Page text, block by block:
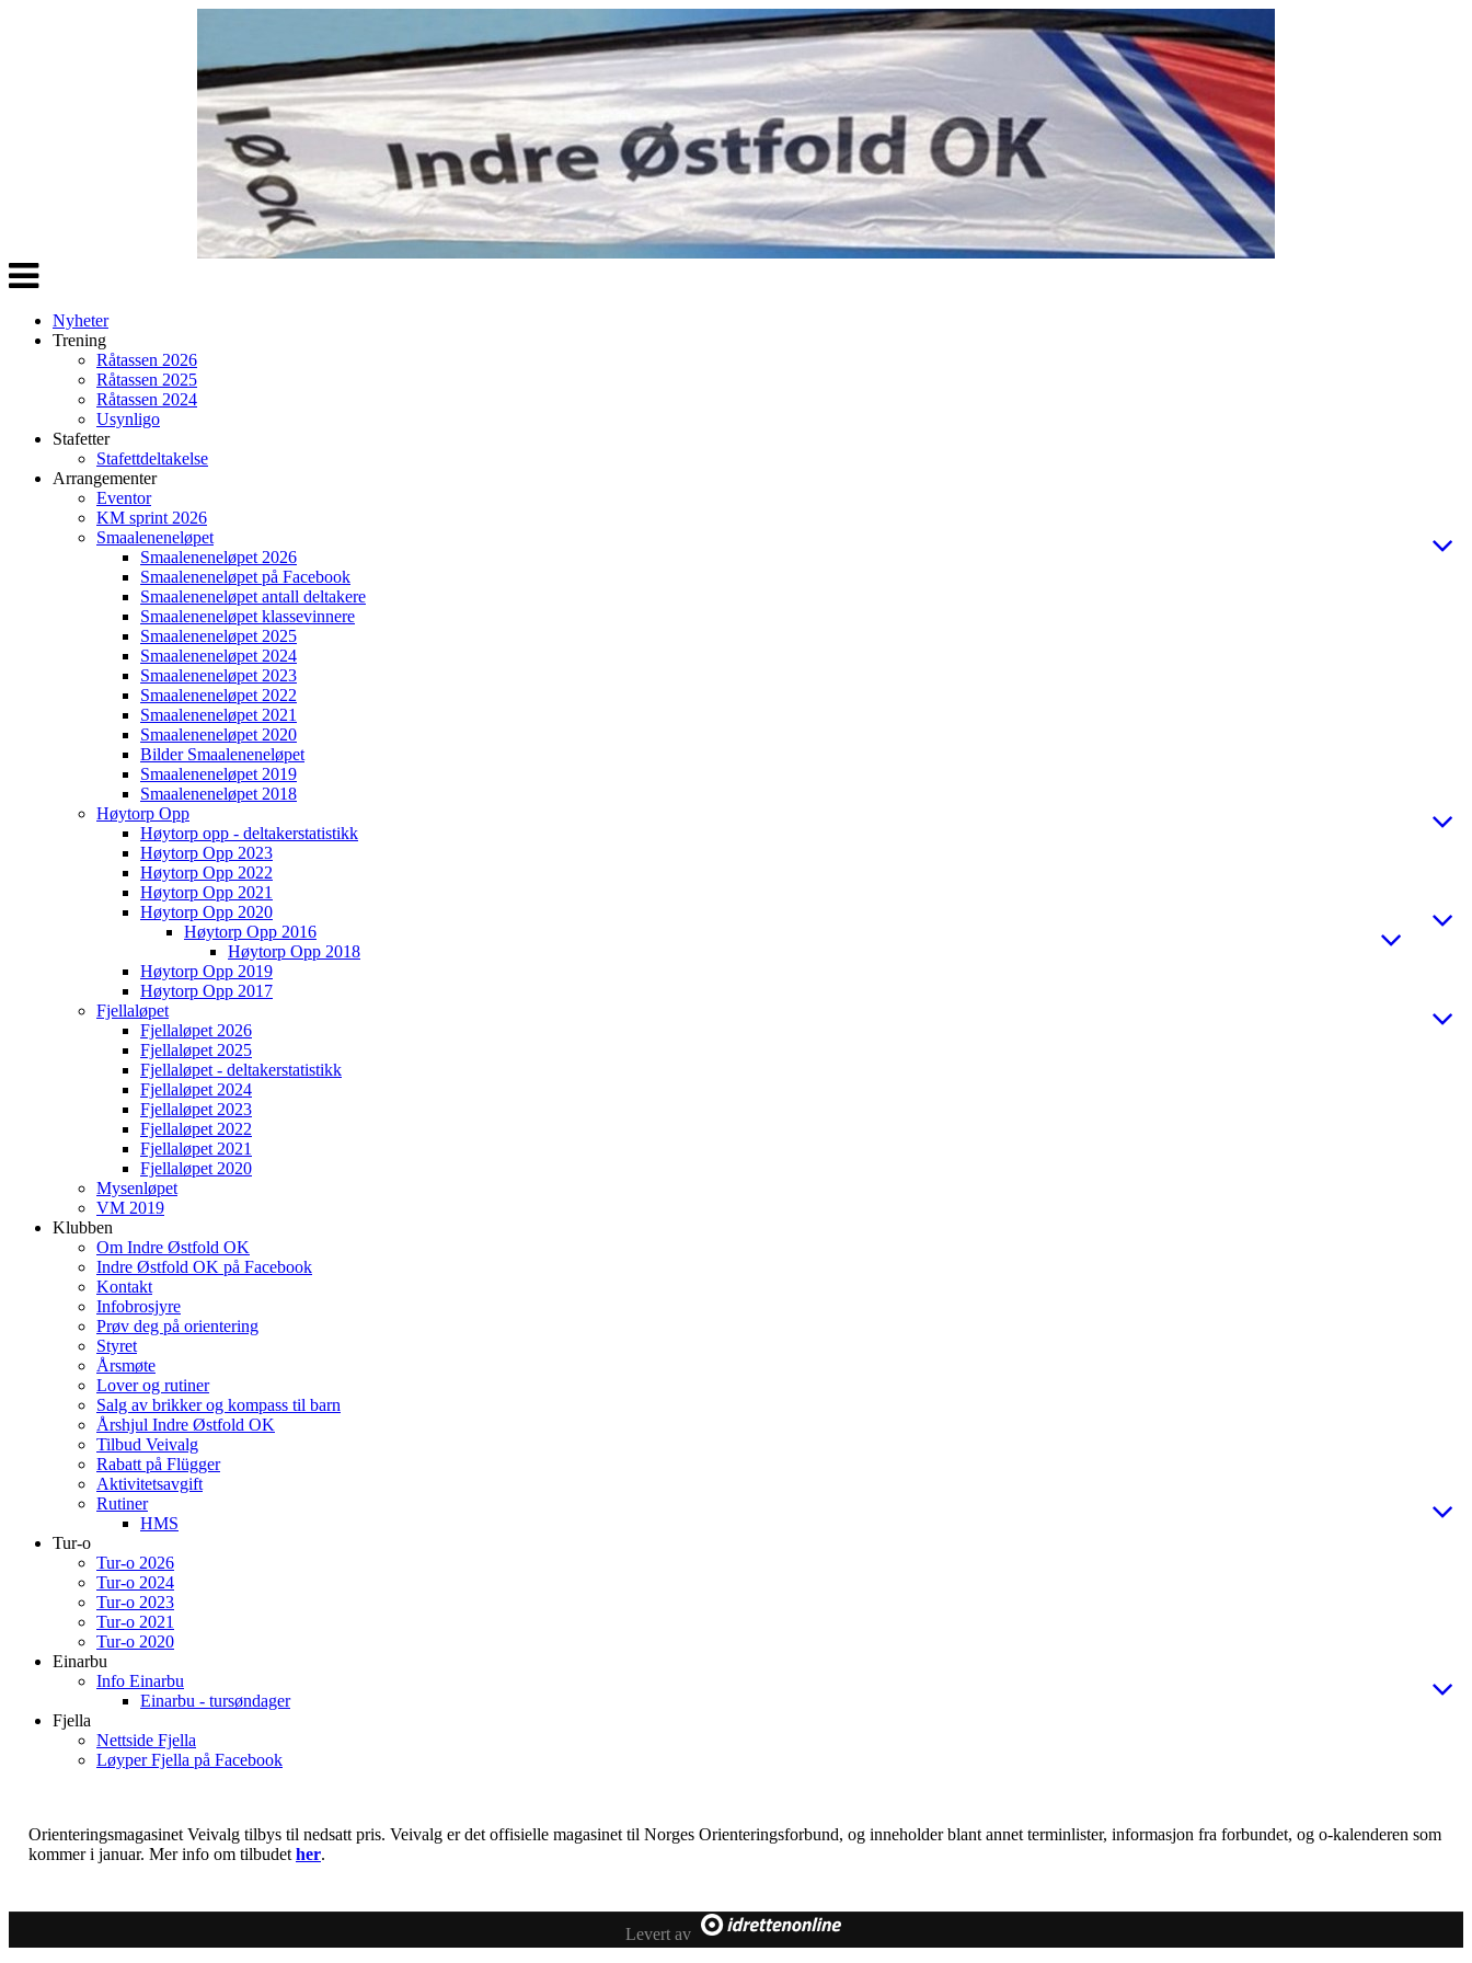
Veksle
navigasjon
Nyheter
Trening
Råtassen 2026
Råtassen 2025
Råtassen 2024
Usynligo
Stafetter
Stafettdeltakelse
Arrangementer
Eventor
KM sprint 2026
Smaaleneneløpet
Smaaleneneløpet 2026
Smaaleneneløpet på Facebook
Smaaleneneløpet antall deltakere
Smaaleneneløpet klassevinnere
Smaaleneneløpet 2025
Smaaleneneløpet 2024
Smaaleneneløpet 2023
Smaaleneneløpet 2022
Smaaleneneløpet 2021
Smaaleneneløpet 2020
Bilder Smaaleneneløpet
Smaaleneneløpet 2019
Smaaleneneløpet 2018
Høytorp Opp
Høytorp opp - deltakerstatistikk
Høytorp Opp 2023
Høytorp Opp 2022
Høytorp Opp 2021
Høytorp Opp 2020
Høytorp Opp 2016
Høytorp Opp 2018
Høytorp Opp 2019
Høytorp Opp 2017
Fjellaløpet
Fjellaløpet 2026
Fjellaløpet 2025
Fjellaløpet - deltakerstatistikk
Fjellaløpet 2024
Fjellaløpet 2023
Fjellaløpet 2022
Fjellaløpet 2021
Fjellaløpet 2020
Mysenløpet
VM 2019
Klubben
Om Indre Østfold OK
Indre Østfold OK på Facebook
Kontakt
Infobrosjyre
Prøv deg på orientering
Styret
Årsmøte
Lover og rutiner
Salg av brikker og kompass til barn
Årshjul Indre Østfold OK
Tilbud Veivalg
Rabatt på Flügger
Aktivitetsavgift
Rutiner
HMS
Tur-o
Tur-o 2026
Tur-o 2024
Tur-o 2023
Tur-o 2021
Tur-o 2020
Einarbu
Info Einarbu
Einarbu - tursøndager
Fjella
Nettside Fjella
Løyper Fjella på Facebook
Orienteringsmagasinet Veivalg tilbys til nedsatt pris. Veivalg er det offisielle magasinet til Norges Orienteringsforbund, og inneholder blant annet terminlister, informasjon fra forbundet, og o-kalenderen som
kommer i januar. Mer info om tilbudet her.
Levert av